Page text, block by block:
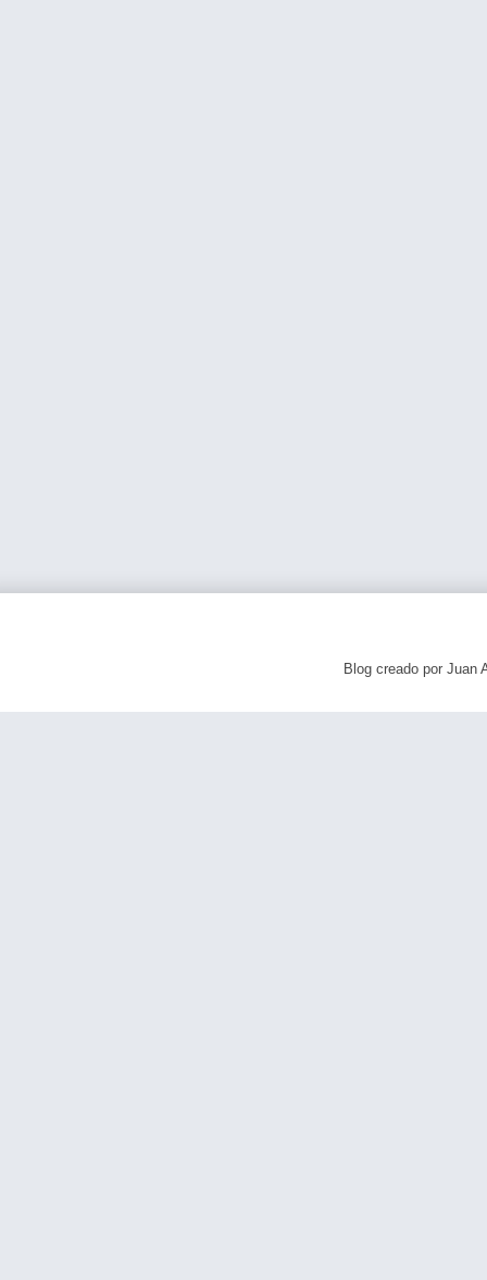
Blog creado por Juan